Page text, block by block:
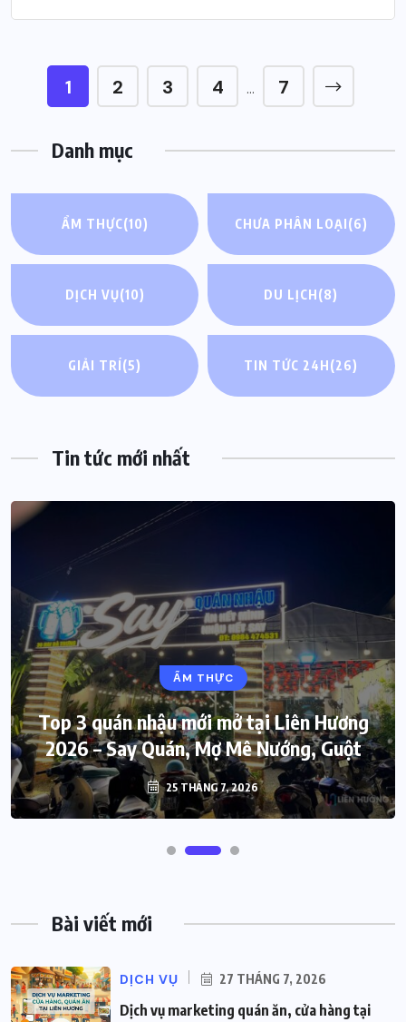
1 2 3 4 … 7
Danh mục
ẨM THỰC(10) CHƯA PHÂN LOẠI(6)
DỊCH VỤ(10) DU LỊCH(8)
GIẢI TRÍ(5) TIN TỨC 24H(26)
Tin tức mới nhất
ẨM THỰC
Top 3 quán nhậu mới mở tại Liên Hương
2026 – Say Quán, Mợ Mê Nướng, Guột
25 THÁNG 7, 2026
Bài viết mới
DỊCH VỤ 27 THÁNG 7, 2026
Dịch vụ marketing quán ăn, cửa hàng tại